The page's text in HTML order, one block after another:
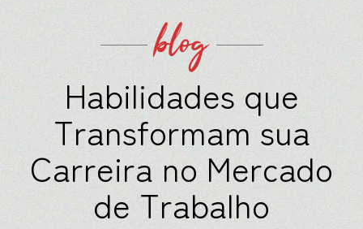
blog
Habilidades que
Transformam sua
Carreira no Mercado
de Trabalho